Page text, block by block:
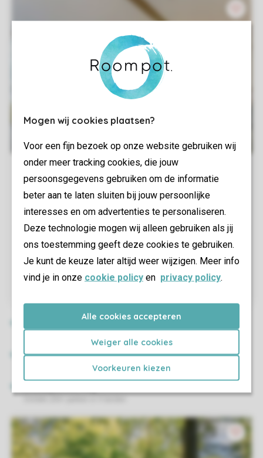
Mogen wij cookies plaatsen?
Voor een fijn bezoek op onze website gebruiken wij
onder meer tracking cookies, die jouw
persoonsgegevens gebruiken om de informatie
beter aan te laten sluiten bij jouw persoonlijke
interesses en om advertenties te personaliseren.
Deze technologie mogen wij alleen gebruiken als jij
ons toestemming geeft deze cookies te gebruiken.
Je kunt de keuze later altijd weer wijzigen. Meer info
vind je in onze cookie policy en privacy policy.
Alle cookies accepteren
Weiger alle cookies
Voorkeuren kiezen